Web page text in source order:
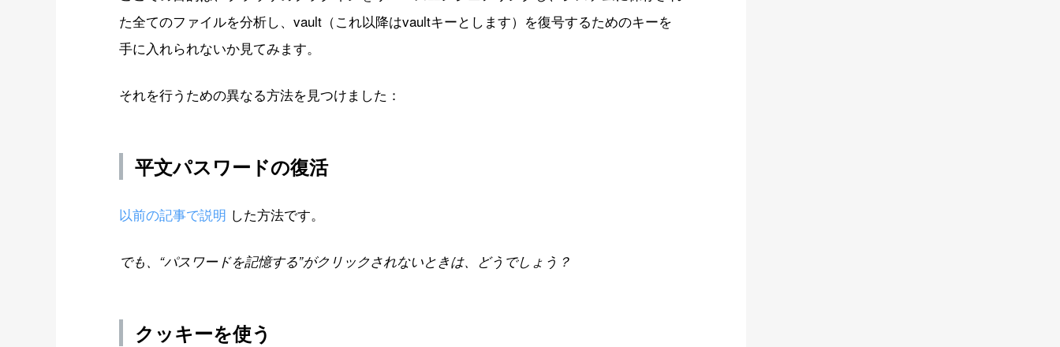
た全てのファイルを分析し、vault（これ以降はvaultキーとします）を復号するためのキーを
手に入れられないか見てみます。
それを行うための異なる方法を見つけました：
平文パスワードの復活
以前の記事で説明 した方法です。
でも、“パスワードを記憶する”がクリックされないときは、どうでしょう？
クッキーを使う